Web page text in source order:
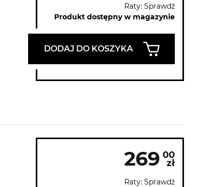
Raty: Sprawdź
Produkt dostępny w magazynie
DODAJ DO KOSZYKA
269 00
zł
Raty: Sprawdź